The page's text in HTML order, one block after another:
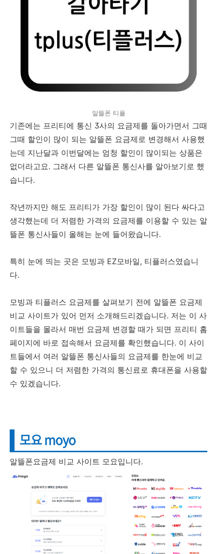
알뜰폰 티플
기존에는 프리티에 통신 3사의 요금제를 돌아가면서 그때
그때 할인이 많이 되는 알뜰폰 요금제로 변경해서 사용했
는데 지난달과 이번달에는 엄청 할인이 많이되는 상품은
없더라고요. 그래서 다른 알뜰폰 통신사를 알아보기로 했
습니다.
작년까지만 해도 프리티가 가장 할인이 많이 된다 싸다고
생각했는데 더 저렴한 가격의 요금제를 이용할 수 있는 알
뜰폰 통신사들이 올해는 눈에 들어왔습니다.
특히 눈에 띄는 곳은 모빙과 EZ모바일, 티플러스였습니
다.
모빙과 티플러스 요금제를 살펴보기 전에 알뜰폰 요금제
비교 사이트가 있어 먼저 소개해드리겠습니다. 저는 이 사
이트들을 몰라서 매번 요금제 변경할 때가 되면 프리티 홈
페이지에 바로 접속해서 요금제를 확인했습니다. 이 사이
트들에서 여러 알뜰폰 통신사들의 요금제를 한눈에 비교
할 수 있으니 더 저렴한 가격의 통신료로 휴대폰을 사용할
수 있겠습니다.
모요 moyo
알뜰폰요금제 비교 사이트 모요입니다.